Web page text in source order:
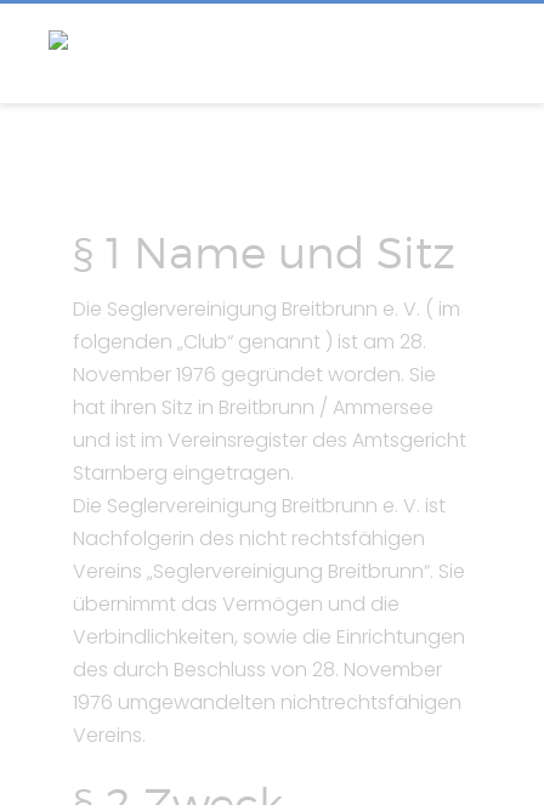
§ 1 Name und Sitz
Die Seglervereinigung Breitbrunn e. V. ( im
folgenden „Club“ genannt ) ist am 28.
November 1976 gegründet worden. Sie
hat ihren Sitz in Breitbrunn / Ammersee
und ist im Vereinsregister des Amtsgericht
Starnberg eingetragen.
Die Seglervereinigung Breitbrunn e. V. ist
Nachfolgerin des nicht rechtsfähigen
Vereins „Seglervereinigung Breitbrunn“. Sie
übernimmt das Vermögen und die
Verbindlichkeiten, sowie die Einrichtungen
des durch Beschluss von 28. November
1976 umgewandelten nichtrechtsfähigen
Vereins.